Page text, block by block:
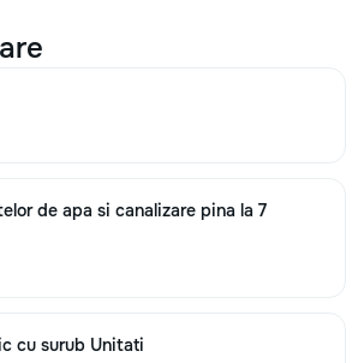
de apa si canalizare pina la 7
cu surub Unitati